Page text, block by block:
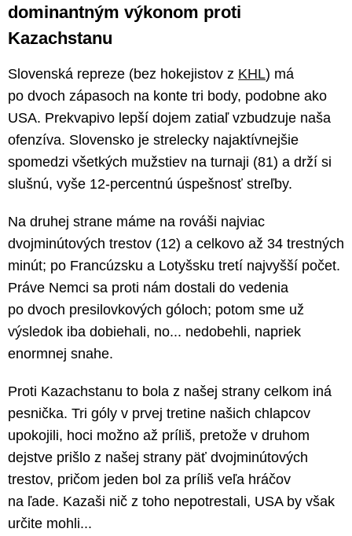
dominantným výkonom proti
Kazachstanu
Slovenská repreze (bez hokejistov z KHL) má
po dvoch zápasoch na konte tri body, podobne ako
USA. Prekvapivo lepší dojem zatiaľ vzbudzuje naša
ofenzíva. Slovensko je strelecky najaktívnejšie
spomedzi všetkých mužstiev na turnaji (81) a drží si
slušnú, vyše 12-percentnú úspešnosť streľby.
Na druhej strane máme na rováši najviac
dvojminútových trestov (12) a celkovo až 34 trestných
minút; po Francúzsku a Lotyšsku tretí najvyšší počet.
Práve Nemci sa proti nám dostali do vedenia
po dvoch presilovkových góloch; potom sme už
výsledok iba dobiehali, no... nedobehli, napriek
enormnej snahe.
Proti Kazachstanu to bola z našej strany celkom iná
pesnička. Tri góly v prvej tretine našich chlapcov
upokojili, hoci možno až príliš, pretože v druhom
dejstve prišlo z našej strany päť dvojminútových
trestov, pričom jeden bol za príliš veľa hráčov
na ľade. Kazaši nič z toho nepotrestali, USA by však
určite mohli...